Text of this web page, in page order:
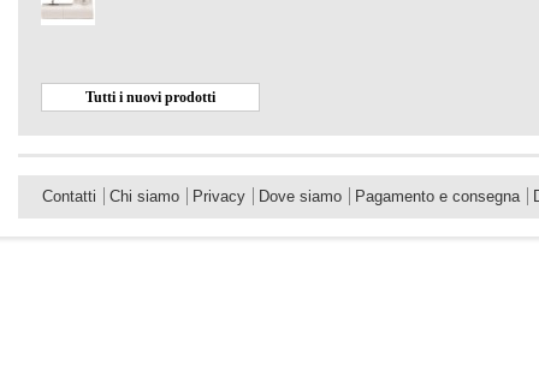
Tutti i nuovi prodotti
Contatti Chi siamo Privacy Dove siamo Pagamento e consegna